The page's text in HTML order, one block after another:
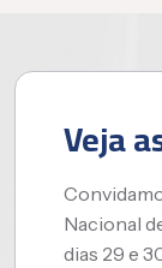
Veja
Nacional
dias 29 e